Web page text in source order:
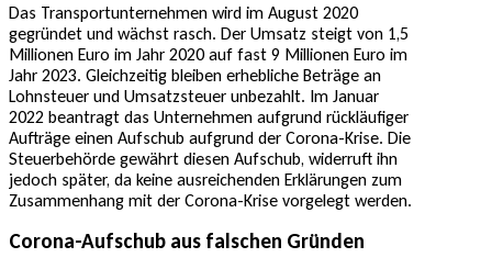
Das Transportunternehmen wird im August 2020
gegründet und wächst rasch. Der Umsatz steigt von 1,5
Millionen Euro im Jahr 2020 auf fast 9 Millionen Euro im
Jahr 2023. Gleichzeitig bleiben erhebliche Beträge an
Lohnsteuer und Umsatzsteuer unbezahlt. Im Januar
2022 beantragt das Unternehmen aufgrund rückläufiger
Aufträge einen Aufschub aufgrund der Corona-Krise. Die
Steuerbehörde gewährt diesen Aufschub, widerruft ihn
jedoch später, da keine ausreichenden Erklärungen zum
Zusammenhang mit der Corona-Krise vorgelegt werden.
Corona-Aufschub aus falschen Gründen